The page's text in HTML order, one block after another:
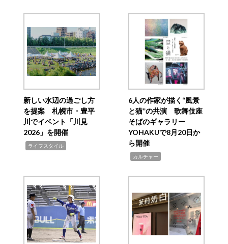
新しい水辺の過ごし方
を提案 札幌市・豊平
川でイベント「川見
2026」を開催
ライフスタイル
6人の作家が描く“風景
と猫”の共演 歌舞伎座
そばのギャラリー
YOHAKUで8月20日か
ら開催
カルチャー